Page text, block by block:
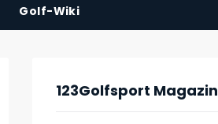
Golf-Wiki
123Golfsport Magazin